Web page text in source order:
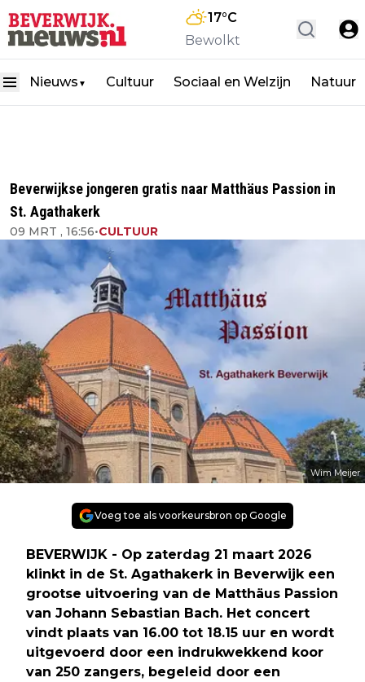
17°C
Bewolkt
Nieuws ▼ Cultuur Sociaal en Welzijn Natuur
Beverwijkse jongeren gratis naar Matthäus Passion in
St. Agathakerk
09 MRT , 16:56•CULTUUR
Wim Meijer
Voeg toe als voorkeursbron op Google
BEVERWIJK - Op zaterdag 21 maart 2026
klinkt in de St. Agathakerk in Beverwijk een
grootse uitvoering van de Matthäus Passion
van Johann Sebastian Bach. Het concert
vindt plaats van 16.00 tot 18.15 uur en wordt
uitgevoerd door een indrukwekkend koor
van 250 zangers, begeleid door een